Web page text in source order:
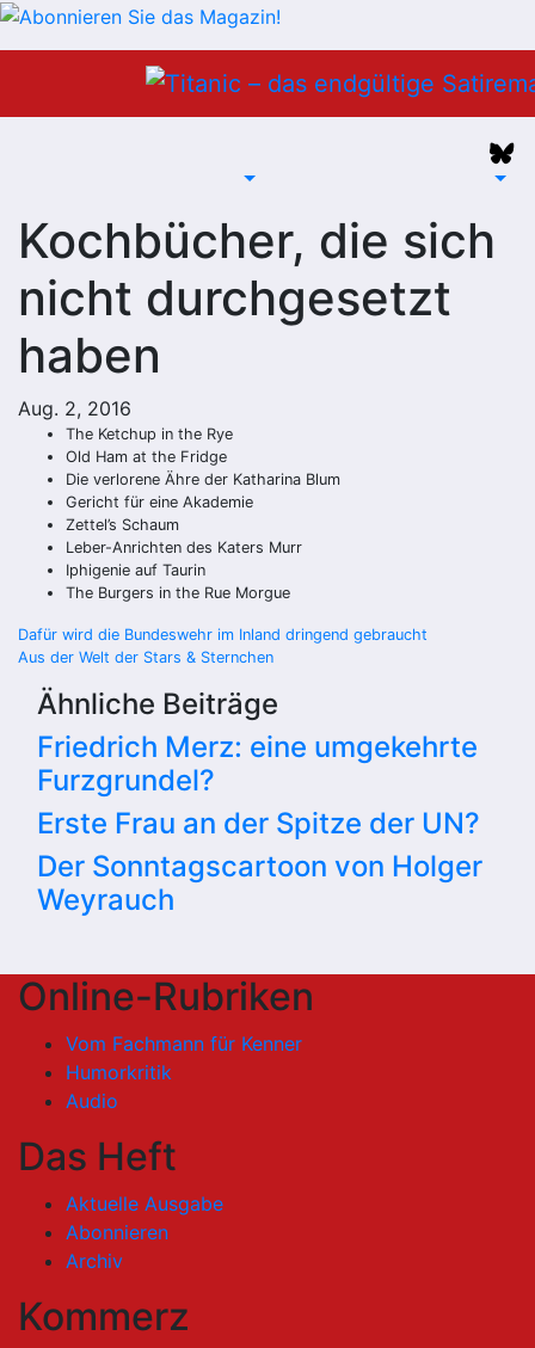
Kochbücher, die sich
nicht durchgesetzt
haben
Aug. 2, 2016
The Ketchup in the Rye
Old Ham at the Fridge
Die verlorene Ähre der Katharina Blum
Gericht für eine Akademie
Zettel’s Schaum
Leber-Anrichten des Katers Murr
Iphigenie auf Taurin
The Burgers in the Rue Morgue
Beitragsnavigation
Dafür wird die Bundeswehr im Inland dringend gebraucht
Aus der Welt der Stars & Sternchen
Ähnliche Beiträge
Friedrich Merz: eine umgekehrte
Furzgrundel?
Erste Frau an der Spitze der UN?
Der Sonntagscartoon von Holger
Weyrauch
Online-Rubriken
Vom Fachmann für Kenner
Humorkritik
Audio
Das Heft
Aktuelle Ausgabe
Abonnieren
Archiv
Kommerz